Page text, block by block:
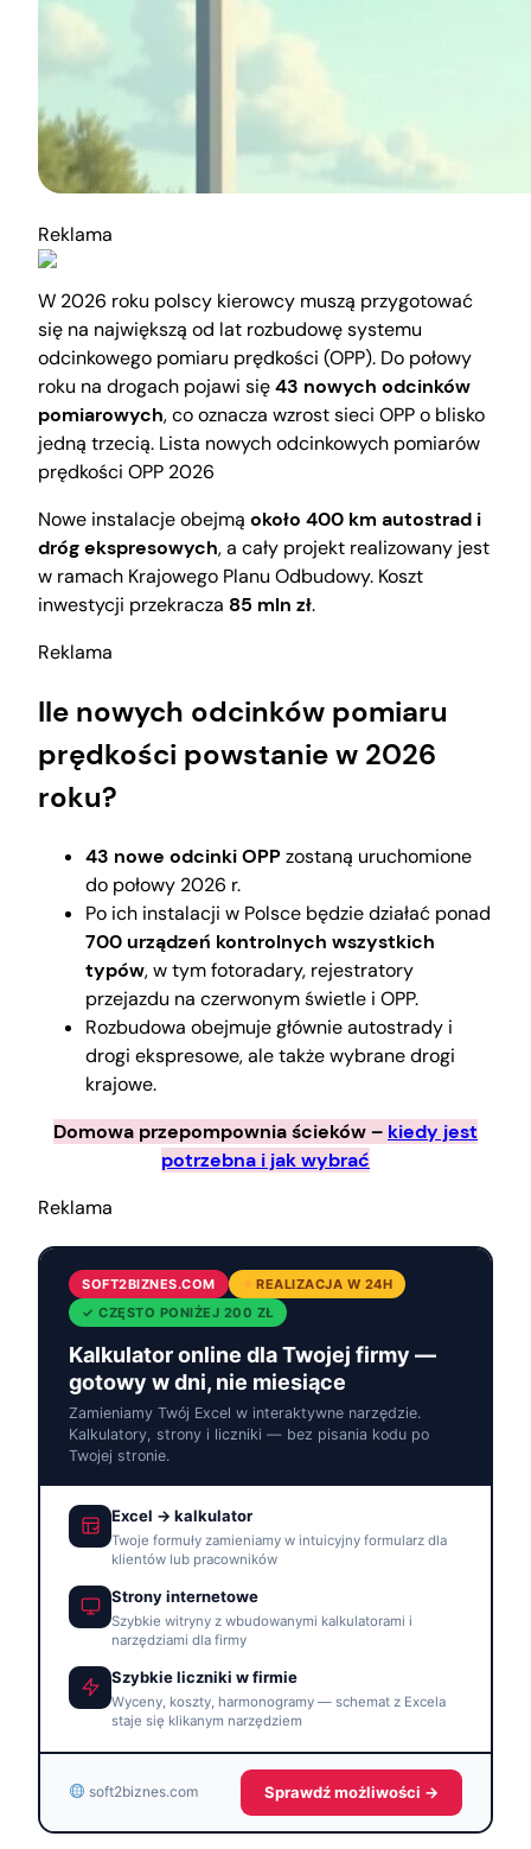
Reklama
W 2026 roku polscy kierowcy muszą przygotować
się na największą od lat rozbudowę systemu
odcinkowego pomiaru prędkości (OPP). Do połowy
roku na drogach pojawi się43 nowych odcinków
pomiarowych, co oznacza wzrost sieci OPP o blisko
jedną trzecią. Lista nowych odcinkowych pomiarów
prędkości OPP 2026
Nowe instalacje obejmą około 400 km autostrad i
dróg ekspresowych, a cały projekt realizowany jest
w ramach Krajowego Planu Odbudowy. Koszt
inwestycji przekracza 85 mln zł.
Reklama
Ile nowych odcinków pomiaru
prędkości powstanie w 2026
roku?
43 nowe odcinki OPPzostaną uruchomione
do połowy 2026 r.
Po ich instalacji w Polsce będzie działać ponad
700 urządzeń kontrolnych wszystkich
typów, w tym fotoradary, rejestratory
przejazdu na czerwonym świetle i OPP.
Rozbudowa obejmuje głównie autostrady i
drogi ekspresowe, ale także wybrane drogi
krajowe.
Domowa przepompownia ścieków – kiedy jest
potrzebna i jak wybrać
Reklama
SOFT2BIZNES.COM
REALIZACJA W 24H
✓ CZĘSTO PONIŻEJ 200 ZŁ
Kalkulator online dla Twojej firmy —
gotowy w dni, nie miesiące
Zamieniamy Twój Excel w interaktywne narzędzie.
Kalkulatory, strony i liczniki — bez pisania kodu po
Twojej stronie.
Excel → kalkulator
Twoje formuły zamieniamy w intuicyjny formularz dla
klientów lub pracowników
Strony internetowe
Szybkie witryny z wbudowanymi kalkulatorami i
narzędziami dla firmy
Szybkie liczniki w firmie
Wyceny, koszty, harmonogramy — schemat z Excela
staje się klikanym narzędziem
soft2biznes.com Sprawdź możliwości →